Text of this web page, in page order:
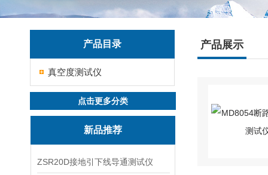
产品目录
真空度测试仪
点击更多分类
新品推荐
ZSR20D接地引下线导通测试仪
产品展示